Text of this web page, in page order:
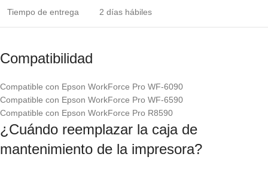
Tiempo de entrega 2 días hábiles
Compatibilidad
Compatible con Epson WorkForce Pro WF-6090
Compatible con Epson WorkForce Pro WF-6590
Compatible con Epson WorkForce Pro R8590
¿Cuándo reemplazar la caja de
mantenimiento de la impresora?